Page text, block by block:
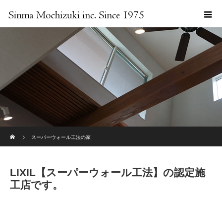
スーパーウォール工法の家
LIXIL【スーパーウォール工法】の認定施
工店です。